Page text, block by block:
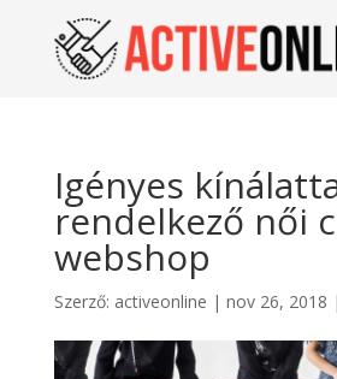
Igényes
rendelkező női
webshop
Szerző: activeonline | nov 26, 2018 |